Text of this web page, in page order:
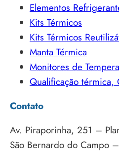
Elementos
Kits Térmicos
Kits Térmicos
Manta Térmica
Monitores de
Qualificação térmica,
Contato
Av. Piraporinha, 251 –
São Bernardo do Campo